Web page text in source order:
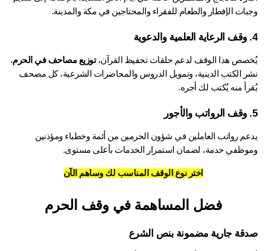
الإفطار والطعام للفقراء والمحتاجين في مكة والمدينة.
هذا الوقف لدعم حلقات تحفيظ القرآن، توزيع مصاحف في الحرم ،
نشر الكتب الدينية، وتمويل الدروس والمحاضرات الشرعية، كل مصحف
منه يُكتب لك أجره.
يدعم رواتب العاملين في شؤون الحرمين من أئمة وخطباء ومؤذنين
خدمة، لضمان استمرار الخدمات بأعلى مستوى.
اختر نوع الوقف المناسب لك وساهم الآن
فضل المساهمة في وقف الحرم
جارية مضمونة بنص الشرع